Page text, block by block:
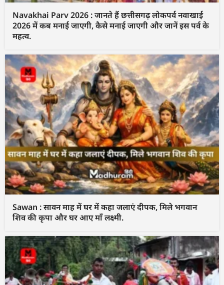
Navakhai Parv 2026 : जानते हैं छत्तीसगढ़ लोकपर्व नवाखाई
2026 में कब मनाई जाएगी, कैसे मनाई जाएगी और जानें इस पर्व के
महत्व.
Sawan : सावन माह में घर में कहा जलाएं दीपक, मिले भगवान
शिव की कृपा और घर आए माँ लक्ष्मी.